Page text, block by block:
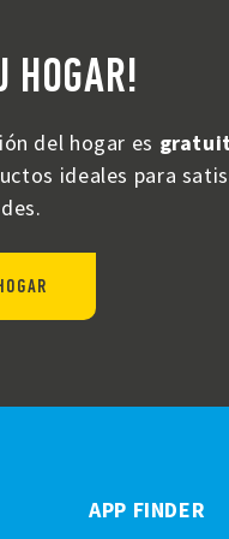
HOGAR!
del hogar es
ideales para
APP FINDER